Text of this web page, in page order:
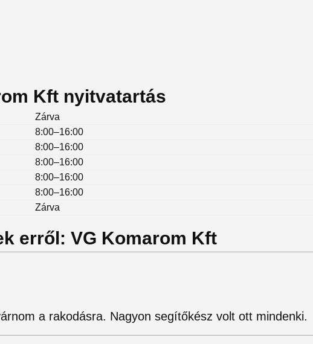
Kft nyitvatartás
Zárva
8:00–16:00
8:00–16:00
8:00–16:00
8:00–16:00
8:00–16:00
Zárva
erről: VG Komarom Kft
a rakodásra. Nagyon segítőkész volt ott mindenki.